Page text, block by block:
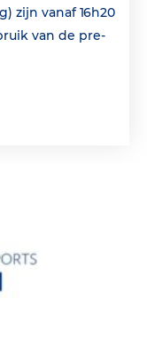
zijn vanaf 16h20
van de pre-